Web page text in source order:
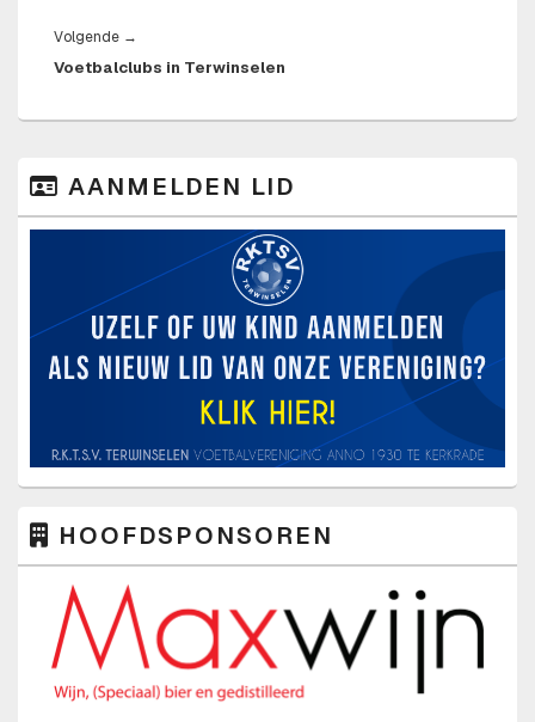
Volgende →
bericht:
Voetbalclubs in Terwinselen
ZIJBALK
GEBIED
AANMELDEN LID
HOOFDSPONSOREN